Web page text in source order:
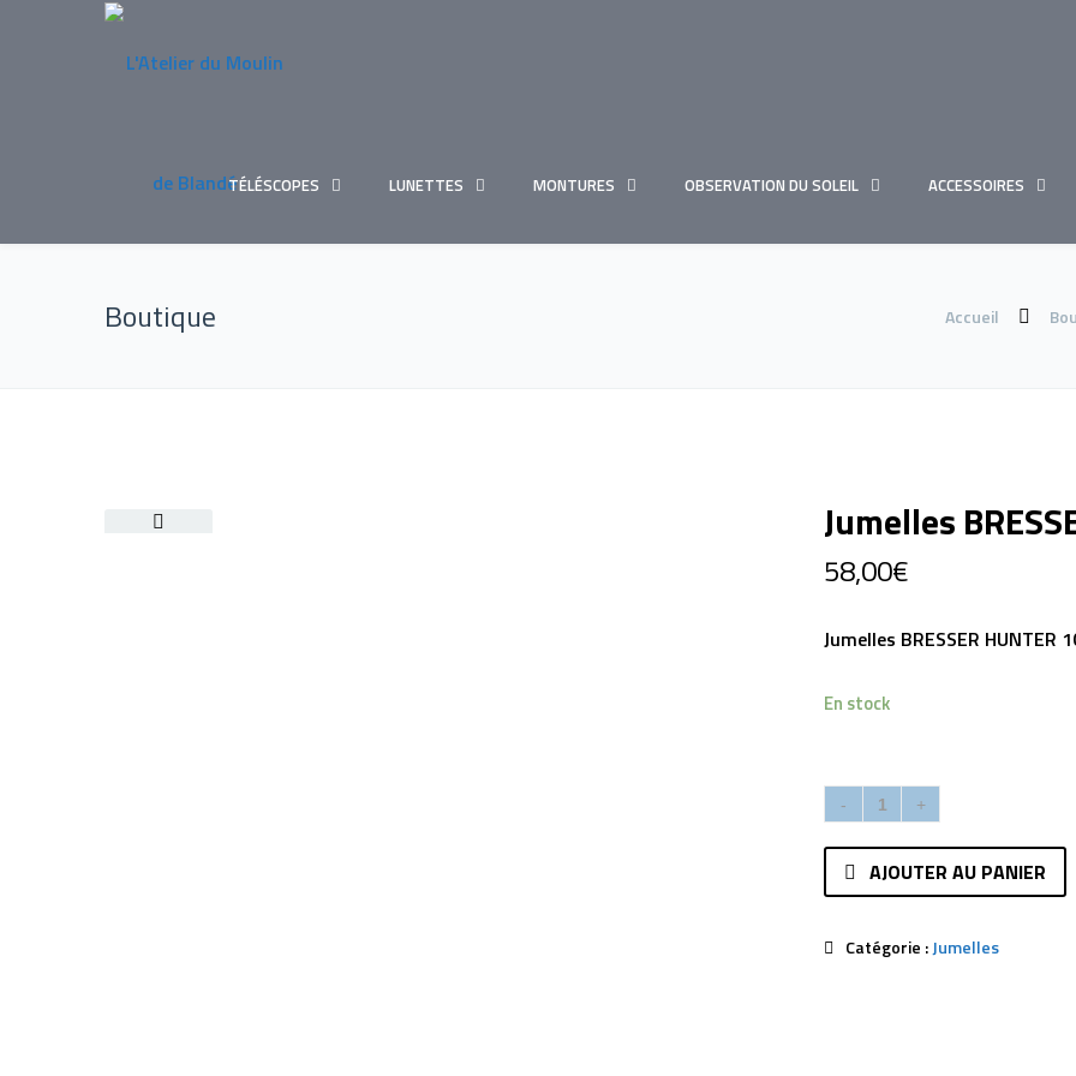
TÉLÉSCOPES LUNETTES MONTURES OBSERVATION DU SOLEIL ACCESSOIRES
Boutique Accueil
Jumelles
58,00€
Jumelles BRESSER HUNTER
En stock
AJOUTER AU PANIER
Catégorie :Jumelles